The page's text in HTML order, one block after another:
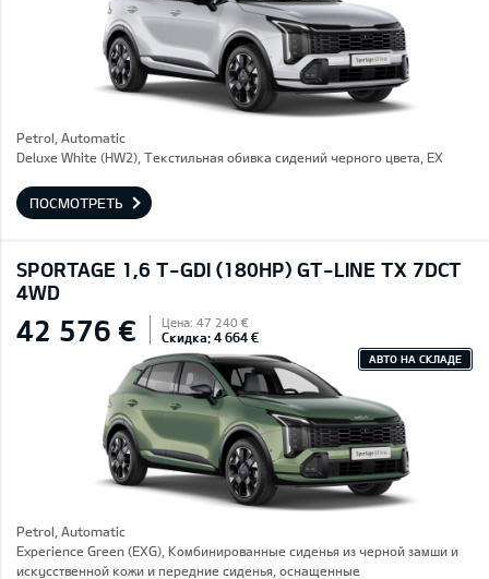
Petrol, Automatic
Deluxe White (HW2), Текстильная обивка сидений черного цвета, EX
ПОСМОТРЕТЬ
SPORTAGE 1,6 T-GDI (180HP) GT-LINE TX 7DCT
4WD
42 576 € Цена: 47 240 €
Скидка: 4 664 €
АВТО НА СКЛАДЕ
Petrol, Automatic
Experience Green (EXG), Комбинированные сиденья из черной замши и
искусственной кожи и передние сиденья, оснащенные